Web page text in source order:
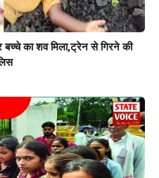
बच्चे का शव मिला,ट्रेन से गिरने की